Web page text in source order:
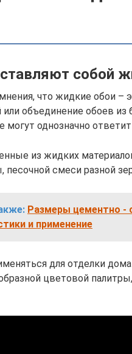
собой
что жидкие обои –
или объединение обоев
могут однозначно
из жидких
смеси разной
Размеры цементно -
и применение
для отделки
цветовой